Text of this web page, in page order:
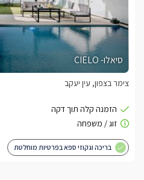
סיאלו- CIELO
צימר בצפון, עין יעקב
בריכה וגקוזי ספא בפרטיות מוחלטת